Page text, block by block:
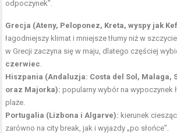
odpoczynek”.
Grecja (Ateny, Peloponez, Kreta, wyspy jak
łagodniejszy klimat i mniejsze tłumy niż w
w Grecji zaczyna się w maju, dlatego częściej
czerwiec
Hiszpania (Andaluzja: Costa del Sol, Malaga,
oraz Majorka): popularny wybór na wypoczynek
plaże.
Portugalia (Lizbona i Algarve): kierunek
zarówno na city break, jak i wyjazdy „po słońce”.